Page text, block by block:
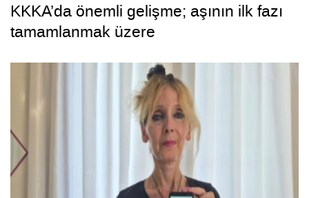
KKKA’da önemli gelişme; aşının ilk fazı
tamamlanmak üzere